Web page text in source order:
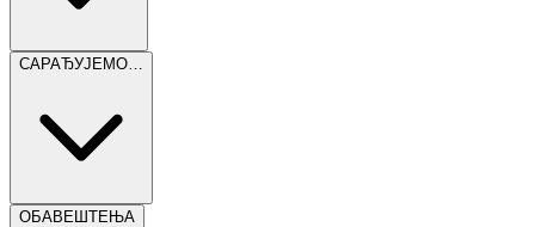
САРАЂУЈЕМО…
ОБАВЕШТЕЊА